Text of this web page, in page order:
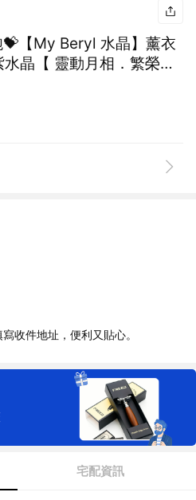
【My Beryl 水晶】薰衣
晶【 靈動月相．繁榮序
能量｜靈動美學
收件地址，便利又貼心。
宅配資訊